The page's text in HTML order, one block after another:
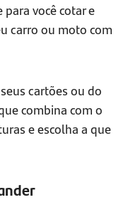
você cotar e
carro ou moto com
cartões ou do
combina com o
e escolha a que